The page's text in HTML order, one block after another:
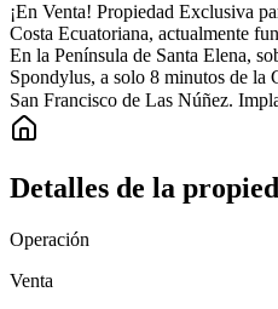
¡En Venta! Propiedad Exclusiva
Costa Ecuatoriana, actualmente
En la Península de Santa Elena,
Spondylus, a solo 8 minutos de la
San Francisco de Las Núñez.
Detalles de la
Operación
Venta